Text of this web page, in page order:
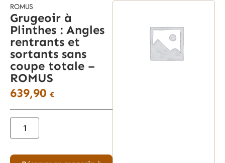
ROMUS
Grugeoir à
Plinthes : Angles
rentrants et
sortants sans
coupe totale –
ROMUS
639,90 €